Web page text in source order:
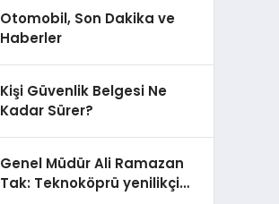
Otomobil, Son Dakika ve
Haberler
Kişi Güvenlik Belgesi Ne
Kadar Sürer?
Genel Müdür Ali Ramazan
Tak: Teknoköprü yenilikçi